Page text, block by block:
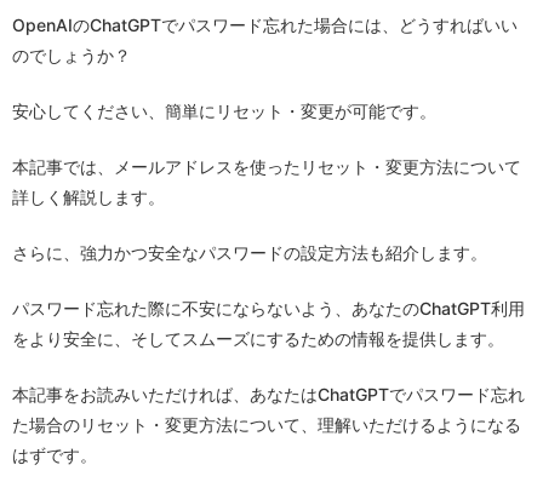
OpenAIのChatGPTでパスワード忘れた場合には、どうすればいい
のでしょうか？
安心してください、簡単にリセット・変更が可能です。
本記事では、メールアドレスを使ったリセット・変更方法について
詳しく解説します。
さらに、強力かつ安全なパスワードの設定方法も紹介します。
パスワード忘れた際に不安にならないよう、あなたのChatGPT利用
をより安全に、そしてスムーズにするための情報を提供します。
本記事をお読みいただければ、あなたはChatGPTでパスワード忘れ
た場合のリセット・変更方法について、理解いただけるようになる
はずです。